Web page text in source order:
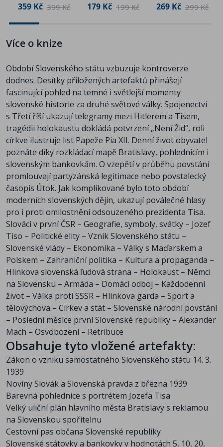
Pozvánka na I. ples Hlinkovy gardy v Piešťanech r.
gardy
příslušníky SA a HG
Protibolševický rozkládací plakát
Oslavné pohlednice Národ sobě
Kartotéční list o vojenské službě příslušníka
německé menšiny
Pokyny pro obyvatelstvo při náletech
Výzva k zákopovým pracím
Vyhláška k odvodu branců do slovenské armády
Dopisnice polní pošty z východní fronty
Letákový časopis Hlas frontu
Dekret k medaili Za hrdinství
Propouštěcí list z armády
Propustky pro dezertéry ze slovenské armády na
východní frontě
Odbojové letáky vč. Kdo je pátá svině?
Mobilizační vyhláška ze SNP
Povstalecký časopis Útok
Legitimace čs. partyzána
Průkaz příslušníka povstalecké armády
Propustka pro povstalce
Vojenský průkaz příslušníka 1. čs. divize v Itálii
Kapitulace slovenské vlády z 8. května 1945
Telegram Sdružení slovenských katolíků žádajících
milost pro J. Tisa
Rezoluce účastníků protinacistického odboje proti
milosti J. Tisovi
Mapa Slovenské republiky v německé verzi (1941) –
všitá uvnitř knihy
Válka proti SSSR
Protibolševismus
Keď ťa vlasť zavolá
Slovenská vláda jedná s Hitlerem
Adolf Hitler gardistům
Rež a rúbaj do krve
Protižidovský projev
25 let SK Bratislava
BBC ve slovenštině
Nálada, to nie je náhoda
Partyzáni na Slovensku
Vyhlášení Slovenského národního povstání
Prohlášení generála Viesta
Výzva Národného výboru
Kamaráti!
Vstup Rudé armády na území Slovenska
Dobytí Banské Bystrice
Osvobození se blíží
Novoroční projev
Za Slovensko!
Z exilu v Kremsmünsteru
Zvuk střelby
Nad Tatrou sa blýska
359 Kč 399 Kč 179 Kč 199 Kč
války
269 Kč 299 Kč
Více o knize
Období Slovenského státu vzbuzuje kontroverze
dodnes. Desítky přiložených artefaktů přinášejí
fascinující pohled na temné i světlejší momenty
slovenské historie za druhé světové války. Spojenectví
s Třetí říší ukazují telegramy mezi Hitlerem a Tisem,
tragédii holokaustu dokládá potvrzení „Není Žid“, roli
církve ilustruje list Papeže Pia XII. Denní život obyvatel
poznáte díky rozkládací mapě Bratislavy, pohlednicím i
slovenským bankovkám. O vzepětí v průběhu povstání
promlouvají partyzánská legitimace nebo povstalecký
časopis Útok. Jak komplikované bylo toto období
moderních slovenských dějin, ukazují poválečné hlasy
pro i proti omilostnění odsouzeného prezidenta Tisa.
Slováci v první ČSR – Geografie, symboly, svátky – Jozef
Tiso – Politické elity – Vznik Slovenského státu –
Slovenské vlády – Ekonomika – Války s Maďarskem a
Polskem – Zahraniční politika – Kultura a propaganda –
Hlinkova slovenská ľudová strana – Holokaust – Němci
na Slovensku – Armáda – Domácí odboj – Každodenní
život – Válka proti SSSR – Hlinkova garda – Sport a
tělovýchova – Církev a stát – Slovenské národní povstání
– Poslední měsíce první Slovenské republiky – Alexander
Mach – Osvobození – Retribuce
Obsahuje tyto vložené artefakty:
Zákon o vzniku samostatného Slovenského státu 14. 3.
1939
Noviny Slovák a Slovenská pravda z března 1939
Barevná pohlednice s portrétem Jozefa Tisa
Velký uliční plán hlavního města Bratislavy s reklamou
na Slovenskou spořitelnu
Cestovní pas občana Slovenské republiky
Slovenské státovky a bankovky v hodnotách 5, 10, 20,